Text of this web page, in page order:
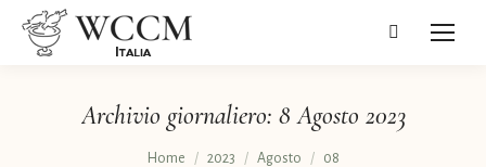
Cerca:
Archivio giornaliero: 8 Agosto 2023
Tu sei qui:
Home 2023 Agosto 08